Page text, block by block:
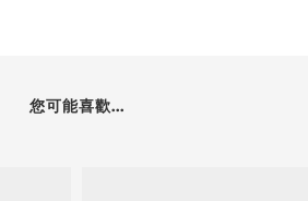
您可能喜歡...